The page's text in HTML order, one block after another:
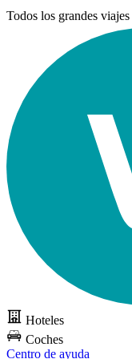
Todos los grandes viajes
Hoteles
Coches
Centro de ayuda